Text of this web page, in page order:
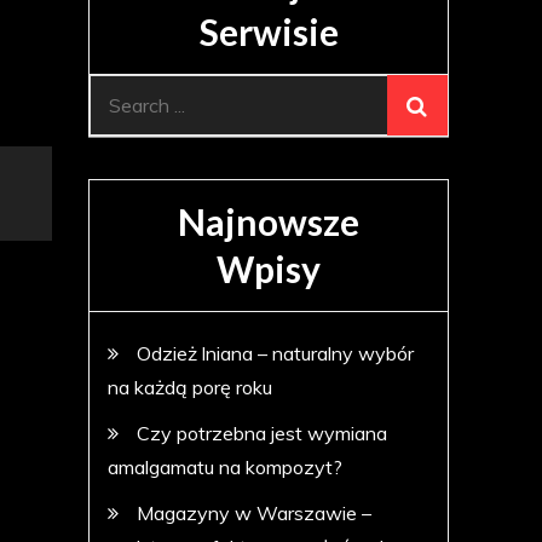
Serwisie
Najnowsze
Wpisy
Odzież lniana – naturalny wybór
na każdą porę roku
Czy potrzebna jest wymiana
amalgamatu na kompozyt?
Magazyny w Warszawie –